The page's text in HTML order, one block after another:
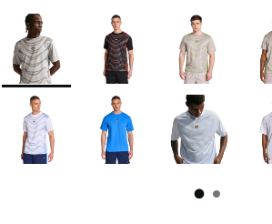
Seite 1 von 2 zeigt die Farben 1 bis 10
Bitte wählen Sie einen Stil aus